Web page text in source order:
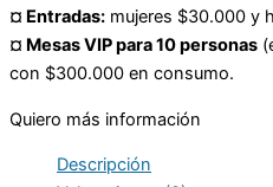
¤ Entradas: mujeres $30.000 y
¤ Mesas VIP para 10 personas
con $300.000 en consumo.
Quiero más información
Descripción